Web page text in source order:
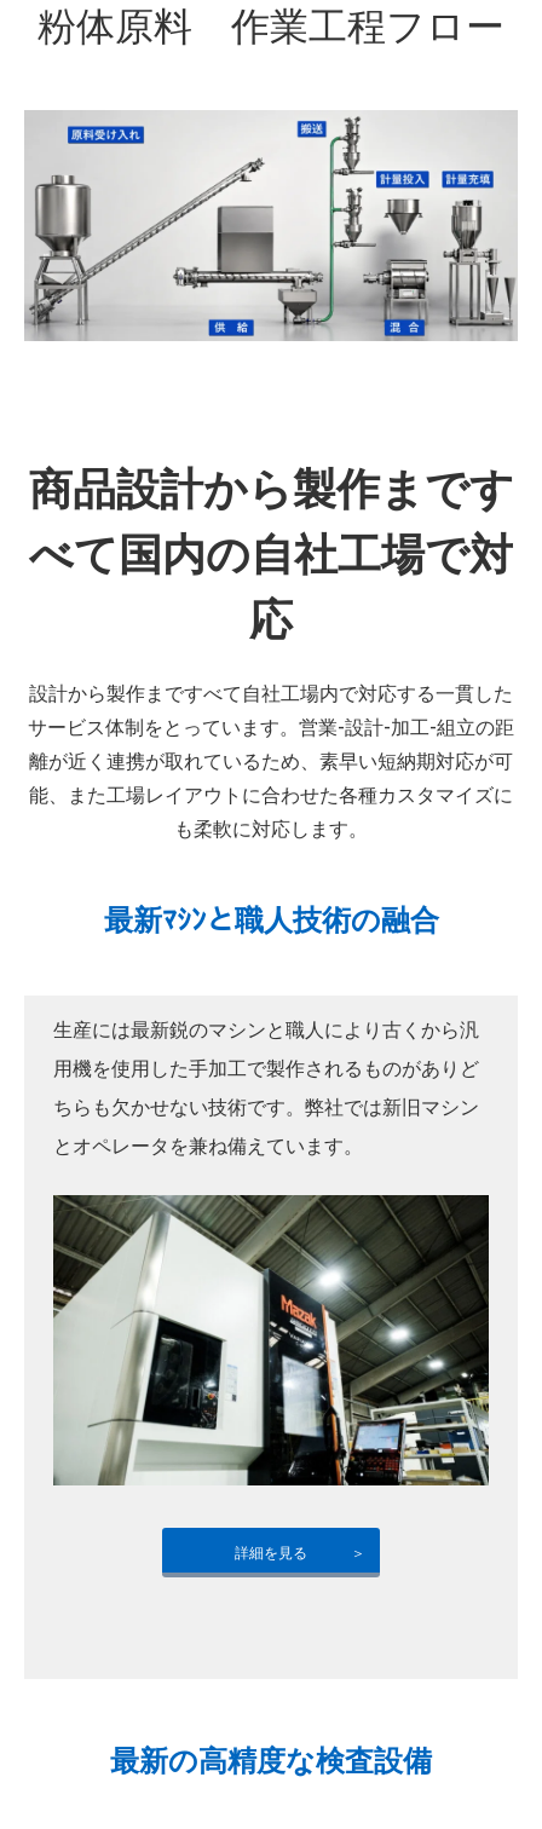
粉体原料 作業工程フロー
商品設計から製作まです
べて国内の自社工場で対
応
設計から製作まですべて自社工場内で対応する一貫した
サービス体制をとっています。営業-設計-加工-組立の距
離が近く連携が取れているため、素早い短納期対応が可
能、また工場レイアウトに合わせた各種カスタマイズに
も柔軟に対応します。
最新ﾏｼﾝと職人技術の融合
生産には最新鋭のマシンと職人により古くから汎
用機を使用した手加工で製作されるものがありど
ちらも欠かせない技術です。弊社では新旧マシン
とオペレータを兼ね備えています。
詳細を見る
最新の高精度な検査設備